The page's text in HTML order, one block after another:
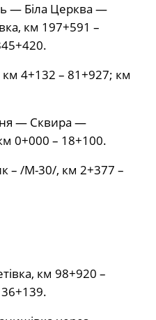
— Біла Церква —
км 197+591 –
4+132 – 81+927; км
— Сквира —
0+000 – 18+100.
– /М-30/, км 2+377 –
км 98+920 –